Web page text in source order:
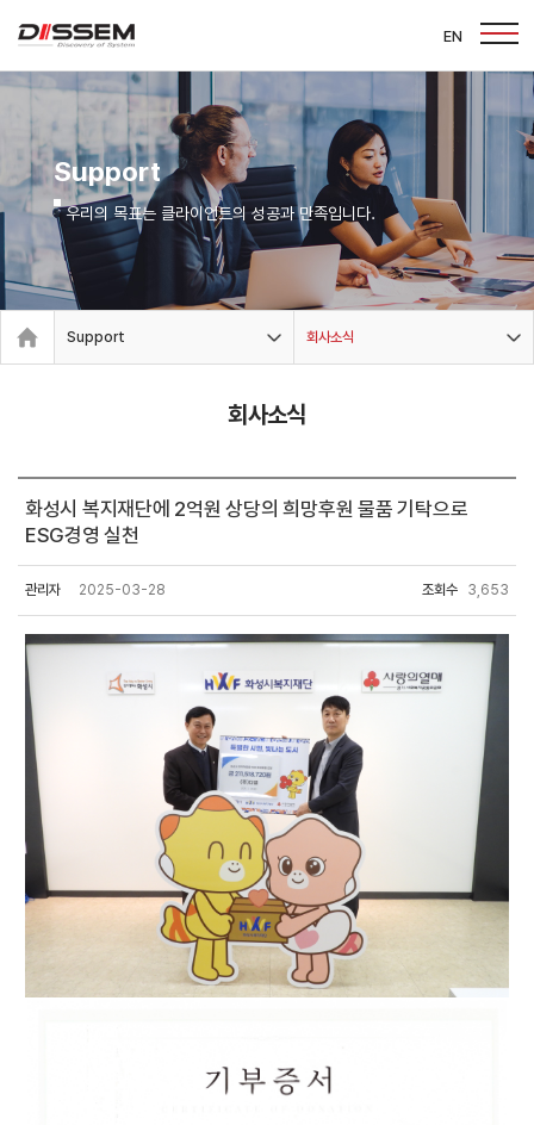
EN
Support
우리의 목표는 클라이언트의 성공과 만족입니다.
Support 회사소식
회사소식
화성시 복지재단에 2억원 상당의 희망후원 물품 기탁으로
ESG경영 실천
관리자 2025-03-28 조회수 3,653